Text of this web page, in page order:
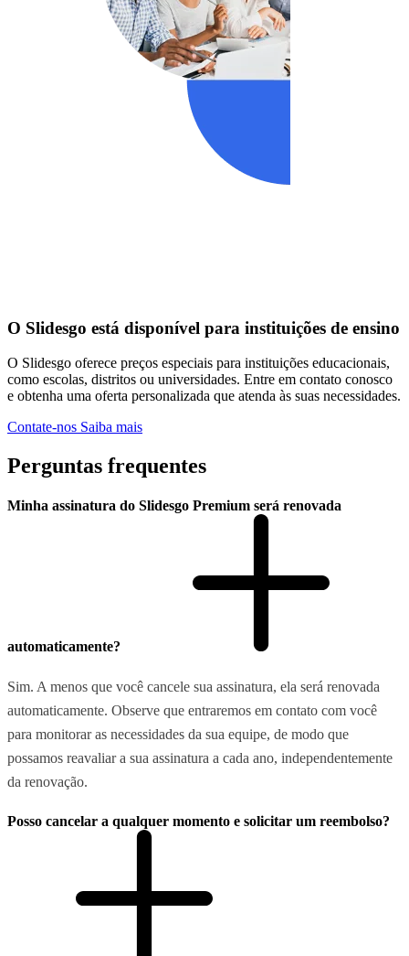
O Slidesgo está disponível para instituições de ensino
O Slidesgo oferece preços especiais para instituições educacionais,
como escolas, distritos ou universidades. Entre em contato conosco
e obtenha uma oferta personalizada que atenda às suas necessidades.
Contate-nos Saiba mais
Perguntas frequentes
Minha assinatura do Slidesgo Premium será renovada
automaticamente?
Sim. A menos que você cancele sua assinatura, ela será renovada
automaticamente. Observe que entraremos em contato com você
para monitorar as necessidades da sua equipe, de modo que
possamos reavaliar a sua assinatura a cada ano, independentemente
da renovação.
Posso cancelar a qualquer momento e solicitar um reembolso?